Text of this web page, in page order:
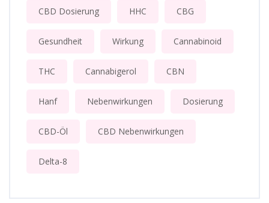
CBD Dosierung HHC CBG
Gesundheit Wirkung Cannabinoid
THC Cannabigerol CBN
Hanf Nebenwirkungen Dosierung
CBD-Öl CBD Nebenwirkungen
Delta-8